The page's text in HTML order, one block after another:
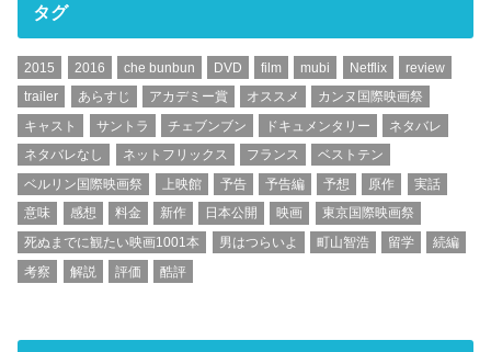
タグ
2015 2016 che bunbun DVD film mubi Netflix
review
trailer
あらすじ アカデミー賞 オススメ
カンヌ国際映画祭
キャスト
サントラ チェブンブン ドキュメンタリー
ネタバレ
ネタバレなし
ネットフリックス フランス
ベストテン
ベルリン国際映画祭
上映館 予告 予告編 予想 原作
実話
意味
感想 料金 新作 日本公開 映画
東京国際映画祭
死ぬまでに観たい映画1001本
男はつらいよ 町山智浩 留学
続編
考察
解説 評価 酷評